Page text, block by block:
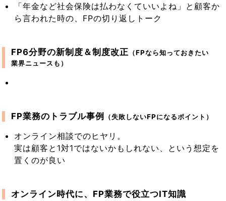
「年金など社会保険は払わなくていいよね」と顧客か
ら言われた時の、FPの切り返しトーク
FP6分野の新制度＆制度改正 （FPなら知っておきたい
業界ニュースも）
FP業務のトラブル事例 （失敗しないFPになるポイント）
オンライン相談でのヒヤリ。
実は顧客と1対1ではないかもしれない、という想定を
置くのが良い
オンライン時代に、FP業務で役立つIT知識